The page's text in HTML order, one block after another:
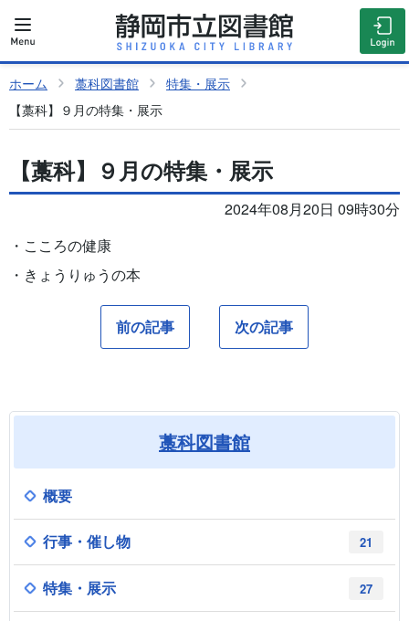
ホーム 藁科図書館
特集・展示
【藁科】９月の特集・展示
【藁科】９月の特集・展示
2024年08月20日 09時30分
・こころの健康
・きょうりゅうの本
前の記事 次の記事
藁科図書館
概要
21
行事・催し物
27
特集・展示